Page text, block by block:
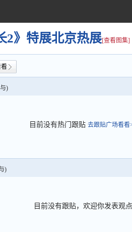
2》特展北京热展[查看图集]
)
目前没有热门跟贴 去跟贴广场看看
)
目前没有跟贴，欢迎你发表观点